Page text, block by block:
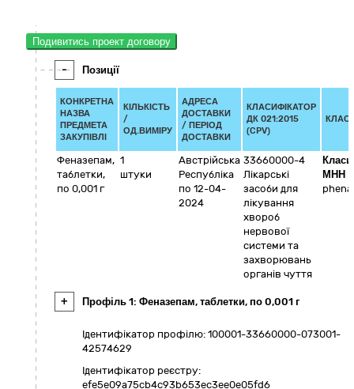
Подивитись проект договору
- Позиції
КОНКРЕТНА
НАЗВА
ПРЕДМЕТА
ЗАКУПІВЛІ
КІЛЬКІСТЬ
/
ОД.ВИМІРУ
АДРЕСА
ДОСТАВКИ
/ ПЕРІОД
ДОСТАВКИ
КЛАСИФІКАТОР
ДК 021:2015
(CPV)
Феназепам,
таблетки,
по 0,001 г
1
штуки
Австрійська
Республіка
по 12-04-
2024
33660000-4
Лікарські
засоби для
лікування
хвороб
нервової
системи та
захворювань
органів чуття
МНН
+ Профіль 1: Феназепам, таблетки, по 0,001 г
Ідентифікатор профілю: 100001-33660000-073001-
42574629
Ідентифікатор реєстру:
efe5e09a75cb4c93b653ec3ee0e05fd6